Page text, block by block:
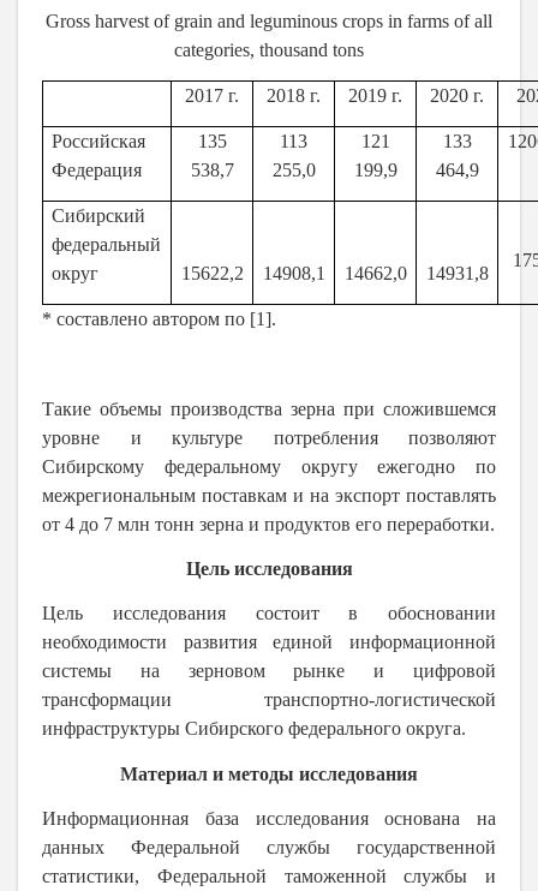
Gross harvest of grain and leguminous crops in farms of all
categories, thousand tons
2017 г. 2018 г. 2019 г. 2020 г.
Российская
Федерация
135
538,7
113
255,0
121
199,9
133
464,9
Сибирский
федеральный
округ
15622,2 14908,1 14662,0 14931,8
* составлено автором по [1].
Такие объемы производства зерна при сложившемся
уровне и культуре потребления позволяют
Сибирскому федеральному округу ежегодно по
межрегиональным поставкам и на экспорт поставлять
от 4 до 7 млн тонн зерна и продуктов его переработки.
Цель исследования
Цель исследования состоит в обосновании
необходимости развития единой информационной
системы на зерновом рынке и цифровой
трансформации транспортно-логистической
инфраструктуры Сибирского федерального округа.
Материал и методы исследования
Информационная база исследования основана на
данных Федеральной службы государственной
статистики, Федеральной таможенной службы и